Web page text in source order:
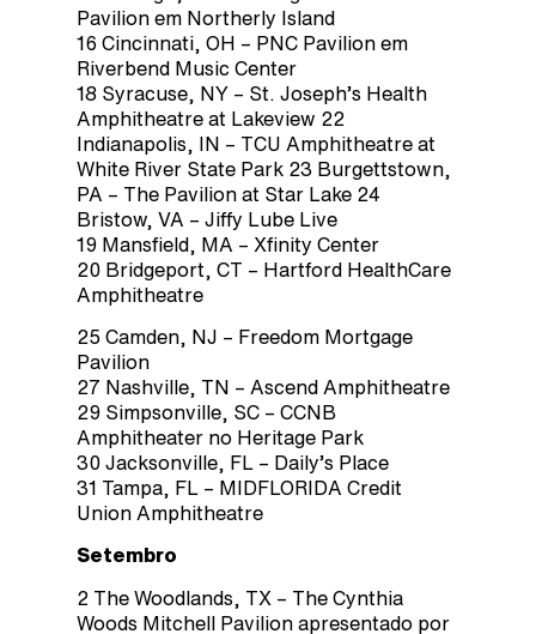
Pavilion em Northerly Island
16 Cincinnati, OH – PNC Pavilion em
Riverbend Music Center
18 Syracuse, NY – St. Joseph’s Health
Amphitheatre at Lakeview 22
Indianapolis, IN – TCU Amphitheatre at
White River State Park 23 Burgettstown,
PA – The Pavilion at Star Lake 24
Bristow, VA – Jiffy Lube Live
19 Mansfield, MA – Xfinity Center
20 Bridgeport, CT – Hartford HealthCare
Amphitheatre
25 Camden, NJ – Freedom Mortgage
Pavilion
27 Nashville, TN – Ascend Amphitheatre
29 Simpsonville, SC – CCNB
Amphitheater no Heritage Park
30 Jacksonville, FL – Daily’s Place
31 Tampa, FL – MIDFLORIDA Credit
Union Amphitheatre
Setembro
2 The Woodlands, TX – The Cynthia
Woods Mitchell Pavilion apresentado por